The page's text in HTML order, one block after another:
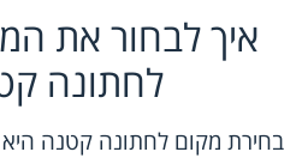
איך לבחור את
לחתונה
בחירת מקום לחתונה קטנה